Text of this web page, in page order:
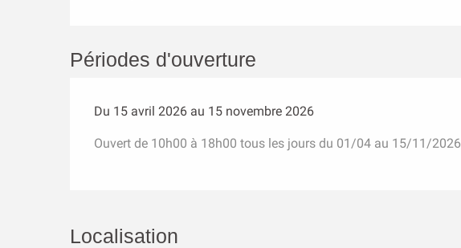
Périodes d'ouverture
Du 15 avril 2026 au 15 novembre 2026
Ouvert de 10h00 à 18h00 tous les jours du 01/04 au 15/11/2026
Localisation